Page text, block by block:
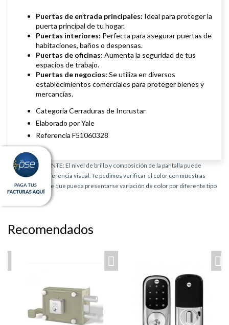
Puertas de entrada principales: Ideal para proteger la
puerta principal de tu hogar.
Puertas interiores: Perfecta para asegurar puertas de
habitaciones, baños o despensas.
Puertas de oficinas: Aumenta la seguridad de tus
espacios de trabajo.
Puertas de negocios: Se utiliza en diversos
establecimientos comerciales para proteger bienes y
mercancías.
Categoría Cerraduras de Incrustar
Elaborado por Yale
Referencia F51060328
AVISO IMPORTANTE: El nivel de brillo y composición de la pantalla puede
provocar una diferencia visual. Te pedimos verificar el color con muestras
físicas. Es posible que pueda presentarse variación de color por diferente tipo
de producto.
Recomendados